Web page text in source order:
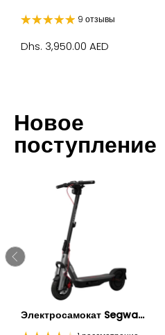
9 отзывы
Dhs. 3,950.00 AED
Новое
поступление
Электросамокат Segwa...